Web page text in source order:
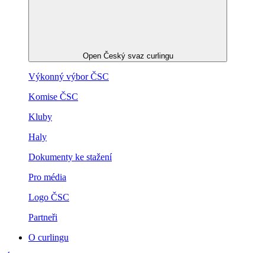
Open Český svaz curlingu
Výkonný výbor ČSC
Komise ČSC
Kluby
Haly
Dokumenty ke stažení
Pro média
Logo ČSC
Partneři
O curlingu